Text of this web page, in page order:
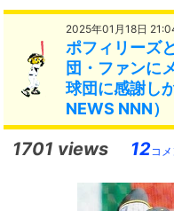
2025年01月18日
ポフィリーズ
団・ファンに
球団に感謝し
NEWS NNN）
1701 views 12コメ